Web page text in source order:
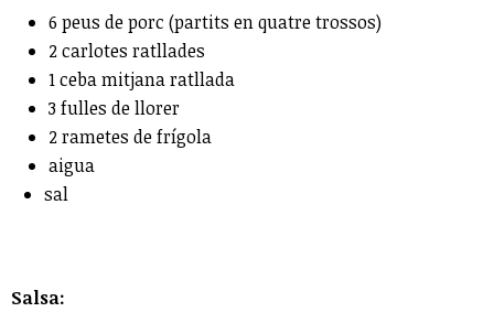
6 peus de porc (partits en quatre trossos)
2 carlotes ratllades
1 ceba mitjana ratllada
3 fulles de llorer
2 rametes de frígola
aigua
sal
Salsa: